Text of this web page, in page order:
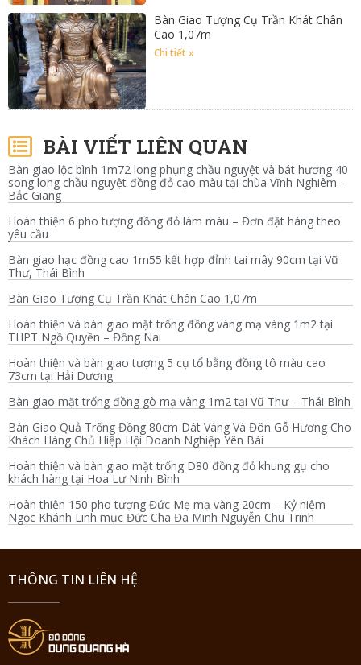
Bàn Giao Tượng Cụ Trần Khát Chân
Cao 1,07m
Chi tiết »
BÀI VIẾT LIÊN QUAN
Bàn giao lộc bình 1m72 long phụng chầu nguyệt và bát hương 40
song long chầu nguyệt đồng đỏ cạo màu tại chùa Vĩnh Nghiêm –
Bắc Giang
Hoàn thiện 6 pho tượng đồng đỏ làm màu – Đơn đặt hàng theo
yêu cầu
Bàn giao hạc đồng cao 1m55 kết hợp đỉnh tai mây 90cm tại Vũ
Thư, Thái Bình
Bàn Giao Tượng Cụ Trần Khát Chân Cao 1,07m
Hoàn thiện và bàn giao mặt trống đồng vàng mạ vàng 1m2 tại
THPT Ngồ Quyền – Đồng Nai
Hoàn thiện và bàn giao tượng 5 cụ tổ bằng đồng tô màu cao
73cm tại Hải Dương
Bàn giao mặt trống đồng gò mạ vàng 1m2 tại Vũ Thư – Thái Bình
Bàn Giao Quả Trống Đồng 80cm Dát Vàng Và Đôn Gỗ Hương Cho
Khách Hàng Chủ Hiệp Hội Doanh Nghiệp Yên Bái
Hoàn thiện và bàn giao mặt trống D80 đồng đỏ khung gụ cho
khách hàng tại Hoa Lư Ninh Bình
Hoàn thiện 150 pho tượng Đức Mẹ mạ vàng 20cm – Kỷ niệm
Ngọc Khánh Linh mục Đức Cha Đa Minh Nguyễn Chu Trinh
THÔNG TIN LIÊN HỆ